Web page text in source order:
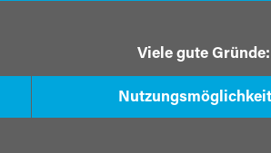
Viele gute Gründe: